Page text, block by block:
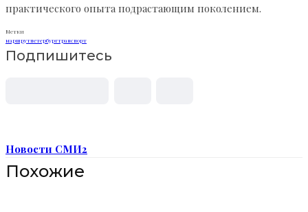
практического опыта подрастающим поколением.
Метки
маршрутпетербургтранспорт
Подпишитесь
Новости СМИ2
Похожие